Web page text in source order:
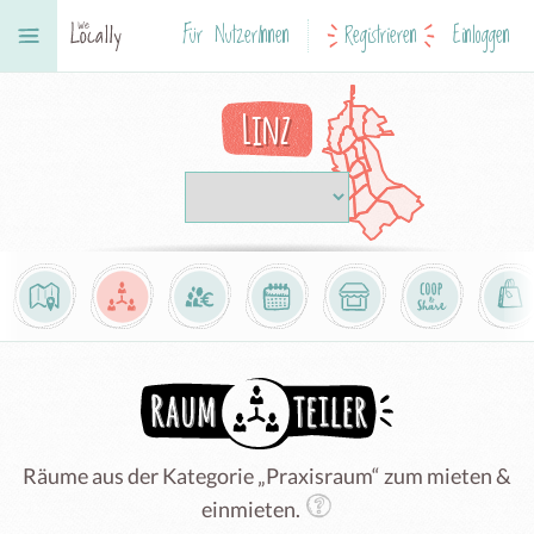
Für NutzerInnen Registrieren Einloggen
Linz
Räume aus der Kategorie „Praxisraum“ zum mieten &
einmieten.